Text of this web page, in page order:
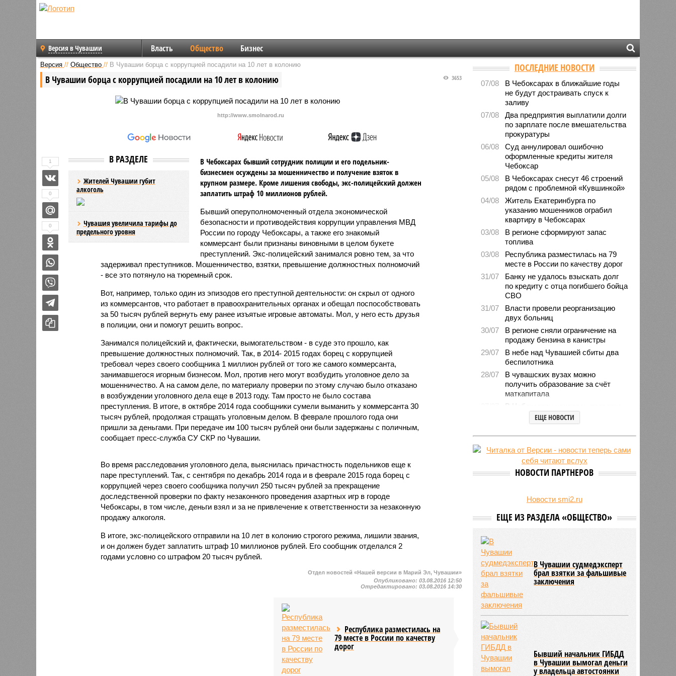
Версия в Чувашии Власть Общество Бизнес
Версия // Общество // В Чувашии борца с коррупцией посадили на 10 лет в колонию
В Чувашии борца с коррупцией посадили на 10 лет в колонию 3653
http://www.smolnarod.ru
В РАЗДЕЛЕ
Жителей Чувашии губит
алкоголь
Чувашия увеличила тарифы до
предельного уровня
В Чебоксарах бывший сотрудник полиции и его подельник-
бизнесмен осуждены за мошенничество и получение взяток в
крупном размере. Кроме лишения свободы, экс-полицейский должен
заплатить штраф 10 миллионов рублей.
Бывший оперуполномоченный отдела экономической
безопасности и противодействия коррупции управления МВД
России по городу Чебоксары, а также его знакомый
коммерсант были признаны виновными в целом букете
преступлений. Экс-полицейский занимался ровно тем, за что
задерживал преступников. Мошенничество, взятки, превышение должностных полномочий
- все это потянуло на тюремный срок.
Вот, например, только один из эпизодов его преступной деятельности: он скрыл от одного
из коммерсантов, что работает в правоохранительных органах и обещал поспособствовать
за 50 тысяч рублей вернуть ему ранее изъятые игровые автоматы. Мол, у него есть друзья
в полиции, они и помогут решить вопрос.
Занимался полицейский и, фактически, вымогательством - в суде это прошло, как
превышение должностных полномочий. Так, в 2014- 2015 годах борец с коррупцией
требовал через своего сообщника 1 миллион рублей от того же самого коммерсанта,
занимавшегося игорным бизнесом. Мол, против него могут возбудить уголовное дело за
мошенничество. А на самом деле, по материалу проверки по этому случаю было отказано
в возбуждении уголовного дела еще в 2013 году. Там просто не было состава
преступления. В итоге, в октябре 2014 года сообщники сумели выманить у коммерсанта 30
тысяч рублей, продолжая стращать уголовным делом. В феврале прошлого года они
пришли за деньгами. При передаче им 100 тысяч рублей они были задержаны с поличным,
сообщает пресс-служба СУ СКР по Чувашии.
Во время расследования уголовного дела, выяснилась причастность подельников еще к
паре преступлений. Так, с сентября по декабрь 2014 года и в феврале 2015 года борец с
коррупцией через своего сообщника получил 250 тысяч рублей за прекращение
доследственной проверки по факту незаконного проведения азартных игр в городе
Чебоксары, в том числе, деньги взял и за не привлечение к ответственности за незаконную
продажу алкоголя.
В итоге, экс-полицейского отправили на 10 лет в колонию строгого режима, лишили звания,
и он должен будет заплатить штраф 10 миллионов рублей. Его сообщник отделался 2
годами условно со штрафом 20 тысяч рублей.
1
0
0
Отдел новостей «Нашей версии в Марий Эл, Чувашии»
Опубликовано:03.08.2016 12:50
Отредактировано:03.08.2016 14:30
Республика разместилась на
79 месте в России по качеству
дорог
ПОСЛЕДНИЕ НОВОСТИ
07/08
В Чебоксарах в ближайшие годы
не будут достраивать спуск к
заливу
07/08
Два предприятия выплатили долги
по зарплате после вмешательства
прокуратуры
06/08
Суд аннулировал ошибочно
оформленные кредиты жителя
Чебоксар
05/08
В Чебоксарах снесут 46 строений
рядом с проблемной «Кувшинкой»
04/08
Житель Екатеринбурга по
указанию мошенников ограбил
квартиру в Чебоксарах
03/08
В регионе сформируют запас
топлива
03/08
Республика разместилась на 79
месте в России по качеству дорог
31/07
Банку не удалось взыскать долг
по кредиту с отца погибшего бойца
СВО
31/07
Власти провели реорганизацию
двух больниц
30/07
В регионе сняли ограничение на
продажу бензина в канистры
29/07
В небе над Чувашией сбиты два
беспилотника
28/07
В чувашских вузах можно
получить образование за счёт
маткапитала
В Чебоксарах началась проверка
готовности школ и детсадов к
новому учебному году
27/07
Чувашские врачи выходили
младенца массой 745 граммов
Чувашские аграрии начали уборку
урожая
ЕЩЕ НОВОСТИ
НОВОСТИ ПАРТНЕРОВ
Новости smi2.ru
ЕЩЕ ИЗ РАЗДЕЛА «ОБЩЕСТВО»
В Чувашии судмедэксперт
брал взятки за фальшивые
заключения
Бывший начальник ГИБДД
в Чувашии вымогал деньги
у владельца автостоянки